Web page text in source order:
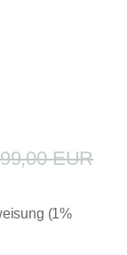
EUR
(1%